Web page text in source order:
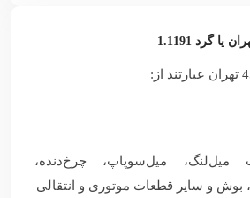
میل‌لنگ، میل‌سوپاپ، چرخ‌دنده،
و سایر قطعات موتوری و انتقالی